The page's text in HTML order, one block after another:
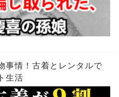
事情！古着とレンタルで
生活